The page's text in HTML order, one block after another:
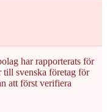
har rapporterats för
till svenska företag för
att först verifiera